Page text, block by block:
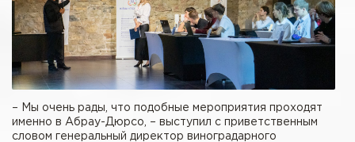
– Мы очень рады, что подобные мероприятия проходят
именно в Абрау-Дюрсо, – выступил с приветственным
словом генеральный директор виноградарного